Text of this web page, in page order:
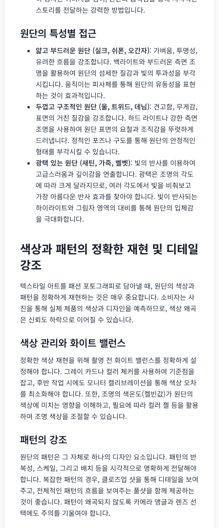
스토리를 전달하는 강력한 방법입니다.
원단의 특성별 접근
얇고 부드러운 원단 (실크, 쉬폰, 오간자): 가벼움, 투명성,
유려한 흐름을 강조합니다. 백라이트와 부드러운 측면 조
명을 활용하여 원단의 섬세한 질감과 빛의 투과성을 부각
시킵니다. 움직이는 피사체를 통해 원단의 유동성을 표현
하는 것이 효과적입니다.
두껍고 구조적인 원단 (울, 트위드, 데님): 견고함, 무게감,
표면의 거친 질감을 강조합니다. 하드 라이트나 강한 측면
조명을 사용하여 원단 표면의 요철과 조직감을 뚜렷하게
드러냅니다. 정적인 포즈나 구도를 통해 원단의 안정적인
형태를 부각시킬 수 있습니다.
광택 있는 원단 (새틴, 가죽, 벨벳): 빛의 반사를 이용하여
고급스러움과 깊이감을 연출합니다. 광택은 조명의 각도
에 따라 크게 달라지므로, 여러 각도에서 빛을 비춰보고
가장 아름다운 반사 효과를 찾아야 합니다. 빛이 반사되는
하이라이트와 그림자 영역의 대비를 통해 원단의 입체감
을 극대화합니다.
색상과 패턴의 정확한 재현 및 디테일
강조
텍스타일 아트를 패션 포토그래피로 담아낼 때, 원단의 색상과
패턴을 정확하게 재현하는 것은 매우 중요합니다. 소비자는 사
진을 통해 실제 제품의 색상과 디자인을 예측하므로, 색상 왜곡
은 신뢰도 하락으로 이어질 수 있습니다.
색상 관리와 화이트 밸런스
정확한 색상 재현을 위해 촬영 전 화이트 밸런스를 정확하게 설
정해야 합니다. 그레이 카드나 컬러 체커를 사용하여 기준점을
잡고, 후반 작업 시에도 모니터 캘리브레이션을 통해 색상 오차
를 최소화해야 합니다. 또한, 조명의 색온도(켈빈값)가 원단의
색상에 미치는 영향을 이해하고, 필요에 따라 컬러 젤 등을 활용
하여 조명 색상을 조절할 수 있습니다.
패턴의 강조
원단의 패턴은 그 자체로 하나의 디자인 요소입니다. 패턴의 반
복성, 스케일, 그리고 배치 등을 시각적으로 명확하게 전달해야
합니다. 복잡한 패턴의 경우, 클로즈업 샷을 통해 디테일을 보여
주고, 전체적인 패턴의 흐름을 보여주는 풀샷을 함께 제공하는
것이 좋습니다. 패턴이 왜곡되지 않도록 카메라 앵글과 렌즈 선
택에도 주의를 기울여야 합니다.